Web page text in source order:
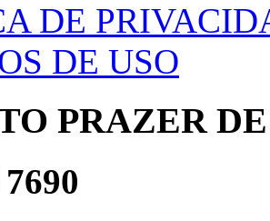
DE
DE USO
PRAZER